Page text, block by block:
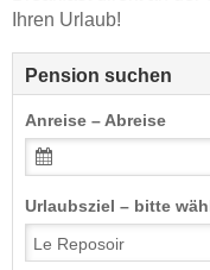
Ihren Urlaub!
Pension suchen
Anreise – Abreise
Urlaubsziel – bitte